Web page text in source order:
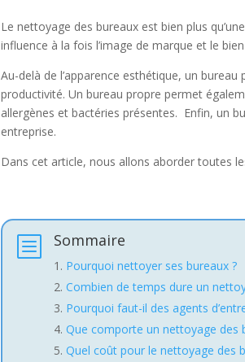
Le nettoyage des bureaux est bien plus
influence à la fois l’image de marque et le
Au-delà de l’apparence esthétique, un
productivité. Un bureau propre permet
allergènes et bactéries présentes. Enfin, un
entreprise.
Dans cet article, nous allons aborder toutes
b Sommaire
Pourquoi nettoyer ses bureaux ?
Combien de temps dure un
Pourquoi faut-il des agents
Que comporte un nettoyage des
Quel coût pour le nettoyage des